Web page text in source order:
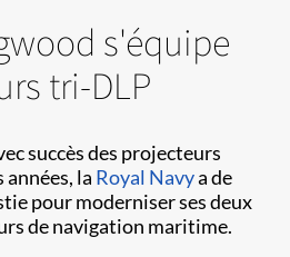
s'équipe
tri-DLP
succès des projecteurs
la Royal Navya de
pour moderniser ses deux
de navigation maritime.